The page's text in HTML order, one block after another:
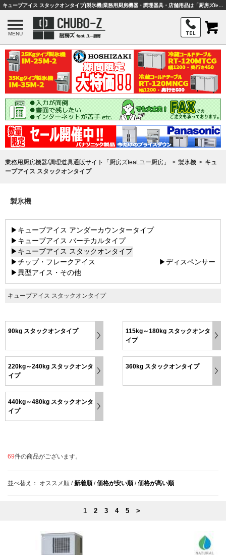
MENU
業務用厨房機器/調理道具通販サイト「厨房ズfeat.ユー厨房」 製氷機
キュ
ーブアイス スタックオンタイプ
製氷機
▶キューブアイス アンダーカウンタータイプ
▶キューブアイス バーチカルタイプ
▶キューブアイス スタックオンタイプ
▶チップ・フレークアイス
▶ディスペンサー
▶異型アイス・その他
キューブアイス スタックオンタイプ
90kg スタックオンタイプ
115kg～180kg スタックオンタ
イプ
220kg～240kg スタックオンタ
イプ
360kg スタックオンタイプ
440kg～480kg スタックオンタ
イプ
69件の商品がございます。
並べ替え： オススメ順 /新着順 /価格が安い順 /価格が高い順
1 2 3 4 5 >